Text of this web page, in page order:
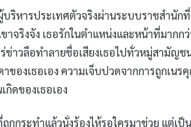
บริหารประเทศตัวจริงผ่านระบบราชสำนักที่
จริงจัง เธอรักในตำแหน่งและหน้าที่มากก
ข่าวลือทำลายชื่อเสียงเธอไปทั่วหมู่สามัญช
ของเธอเอง ความเจ็บปวดจากการถูกเนร
ดของเธอเอง
กระทำแล้วนั่งร้องไห้รอใครมาช่วย แต่เป็